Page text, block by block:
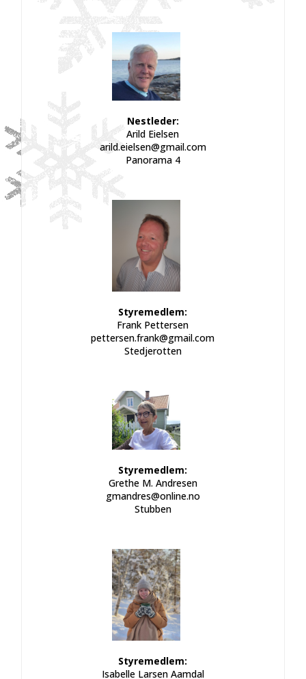
Nestleder:
Arild Eielsen
arild.eielsen@gmail.com
Panorama 4
Styremedlem:
Frank Pettersen
pettersen.frank@gmail.com
Stedjerotten
Styremedlem:
Grethe M. Andresen
gmandres@online.no
Stubben
Styremedlem:
Isabelle Larsen Aamdal